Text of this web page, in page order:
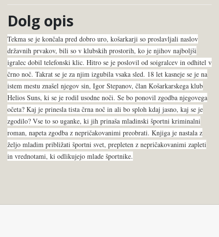
Dolg opis
Tekma se je končala pred dobro uro, košarkarji so proslavljali naslov
državnih prvakov, bili so v klubskih prostorih, ko je njihov najboljši
igralec dobil telefonski klic. Hitro se je poslovil od soigralcev in odhitel v
črno noč. Takrat se je za njim izgubila vsaka sled. 18 let kasneje se je na
istem mestu znašel njegov sin, Igor Stepanov, član Košarkarskega klub
Helios Suns, ki se je rodil usodne noči. Se bo ponovil zgodba njegovega
očeta? Kaj je prinesla tista črna noč in ali bo sploh kdaj jasno, kaj se je
zgodilo? Vse to so uganke, ki jih prinaša mladinski športni kriminalni
roman, napeta zgodba z nepričakovanimi preobrati. Knjiga je nastala z
željo mladim približati športni svet, prepleten z nepričakovanimi zapleti
in vrednotami, ki odlikujejo mlade športnike.